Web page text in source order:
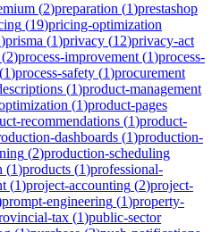
(2)preparation (1)prestashop
(19)pricing-optimization
)prisma (1)privacy (12)privacy-act
(2)process-improvement (1)process-
(1)process-safety (1)procurement
(1)product-management
(1)product-pages
recommendations (1)product-
dashboards (1)production-
(2)production-scheduling
(1)products (1)professional-
(1)project-accounting (2)project-
prompt-engineering (1)property-
tax (1)public-sector